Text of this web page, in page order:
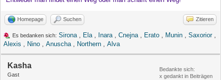
Homepage Suchen Zitieren
Es bedanken sich: Sirona Ela Inara Cnejna Erato Munin Saxorior,
Alexis
Nino Anuscha Northern Alva
Kasha
Gast
Bedankte sich:
x gedankt in Beiträgen